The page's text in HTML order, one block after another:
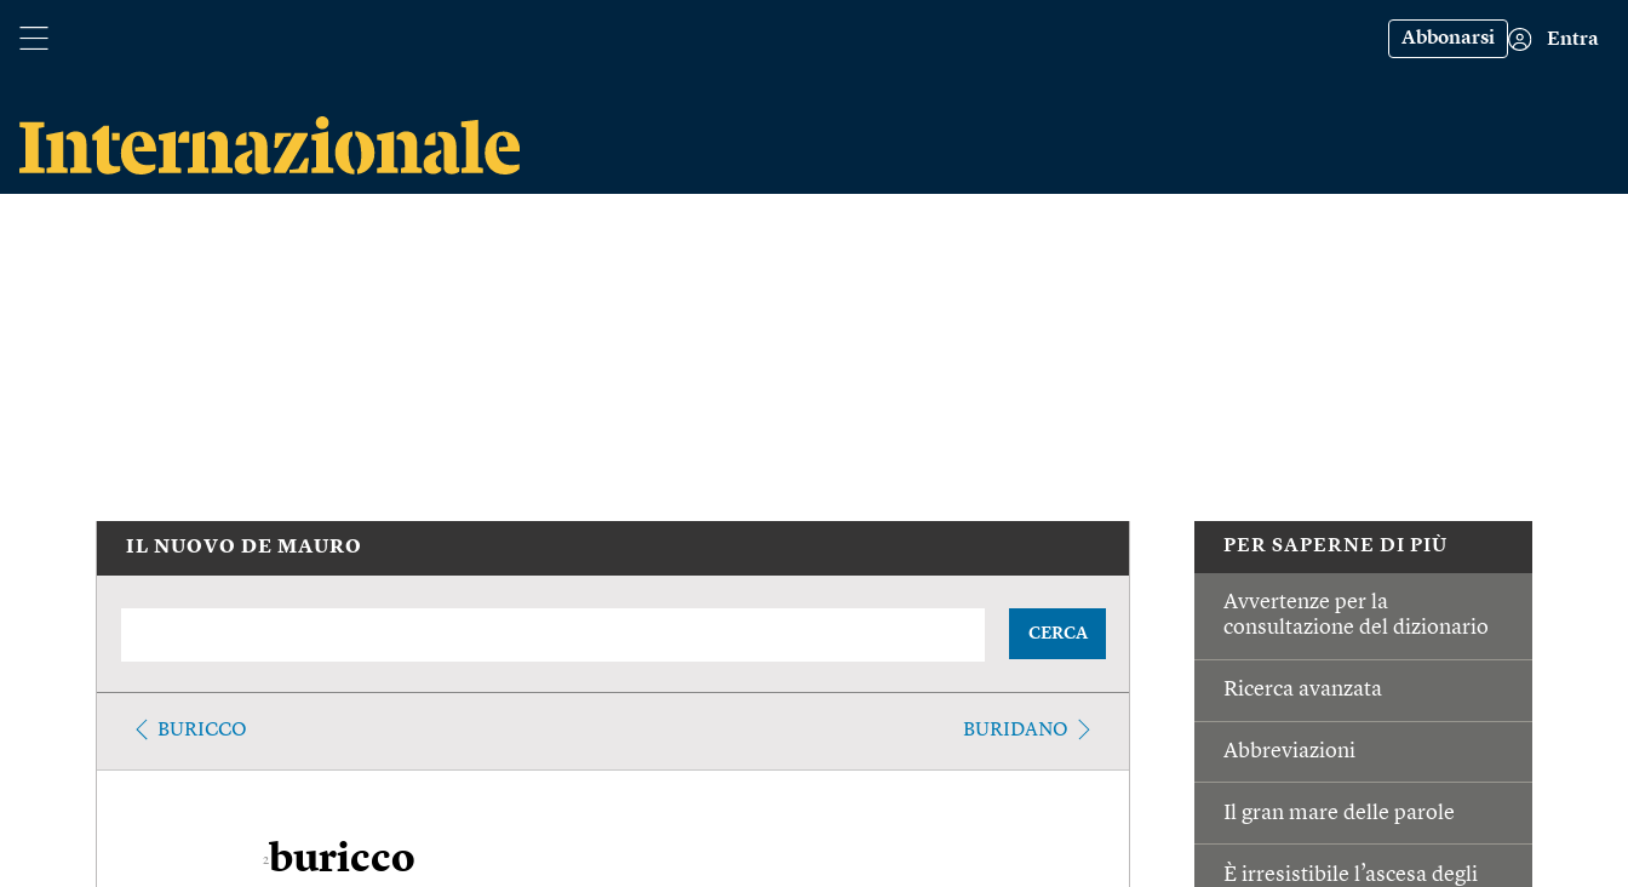
Abbonarsi Entra
PER SAPERNE DI PIÙ
Avvertenze per la
consultazione del dizionario
Ricerca avanzata
Abbreviazioni
Il gran mare delle parole
È irresistibile l’ascesa degli
IL NUOVO DE MAURO
CERCA
BURICCO BURIDANO
2buricco